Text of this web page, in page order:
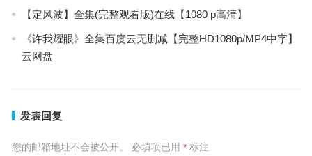
【定风波】全集(完整观看版)在线【1080 p高清】
《许我耀眼》全集百度云无删减【完整HD1080p/MP4中字】
云网盘
发表回复
您的邮箱地址不会被公开。 必填项已用 *标注